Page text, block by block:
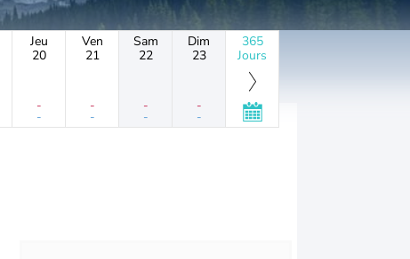
Jeu
20
-
-
Ven
21
-
-
Sam
22
-
-
Dim
23
-
-
365
Jours